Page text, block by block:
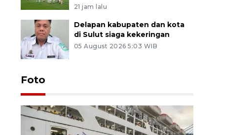
21 jam lalu
Delapan kabupaten dan kota
di Sulut siaga kekeringan
05 August 2026 5:03 WIB
Foto